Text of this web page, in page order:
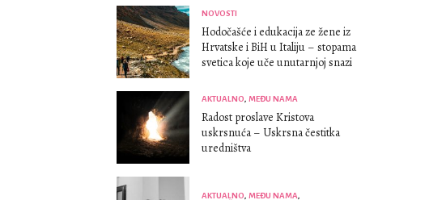
NOVOSTI
Hodočašće i edukacija ze žene iz
Hrvatske i BiH u Italiju – stopama
svetica koje uče unutarnjoj snazi
AKTUALNO, MEĐU NAMA
Radost proslave Kristova
uskrsnuća – Uskrsna čestitka
uredništva
AKTUALNO, MEĐU NAMA,